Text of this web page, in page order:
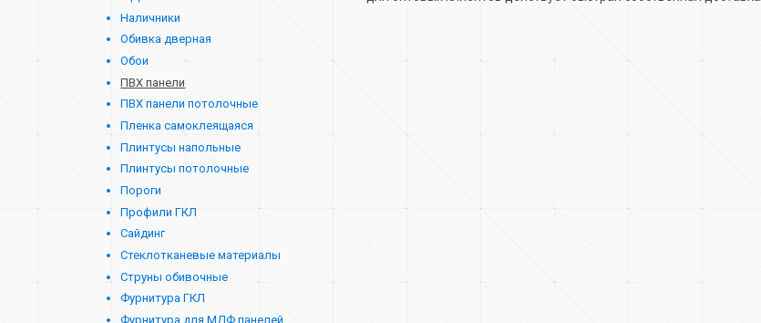
Наличники
Обивка дверная
Обои
ПВХ панели
ПВХ панели потолочные
Пленка самоклеящаяся
Плинтусы напольные
Плинтусы потолочные
Пороги
Профили ГКЛ
Сайдинг
Стеклотканевые материалы
Струны обивочные
Фурнитура ГКЛ
Фурнитура для МДФ панелей